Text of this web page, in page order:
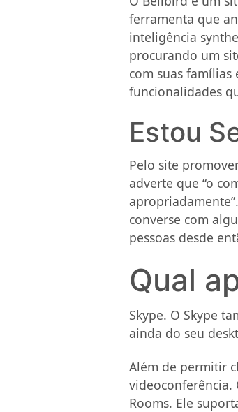
ferramenta que
inteligência
procurando um
com suas
funcionalidades
Estou
Pelo site
adverte que “o
converse com
pessoas desde
Qual
Skype. O Skype
ainda do seu
Além de permitir
videoconferência.
Rooms. Ele